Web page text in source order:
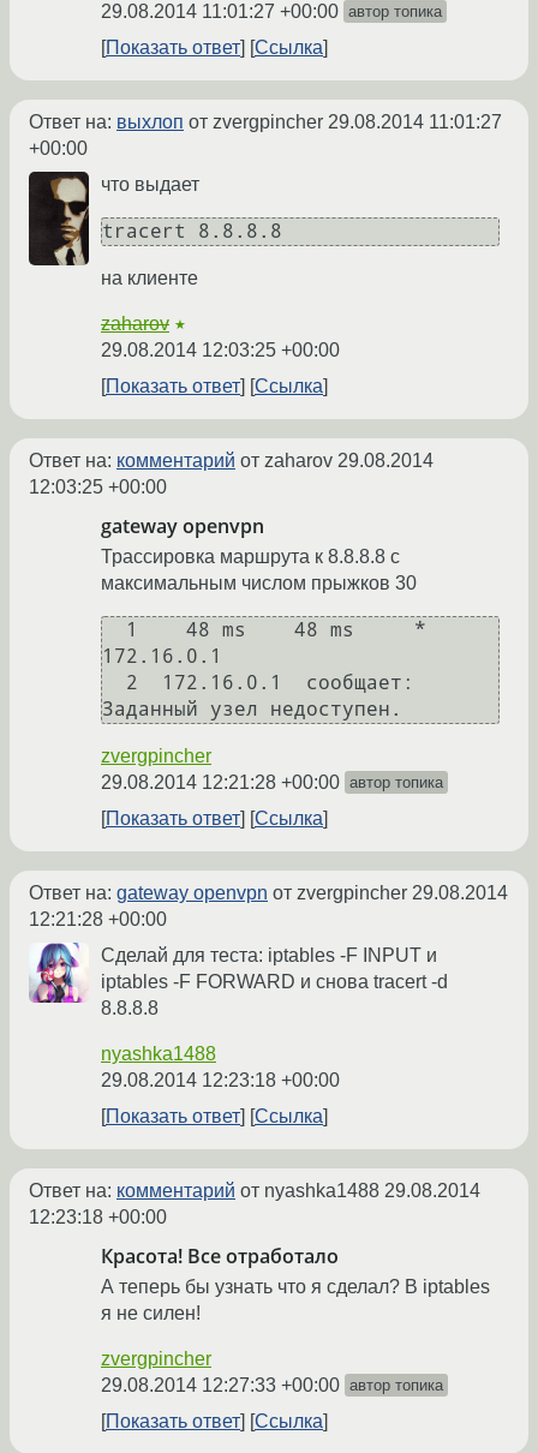
29.08.2014 11:01:27 +00:00 автор топика
Показать ответ Ссылка
Ответ на: выхлоп от zvergpincher 29.08.2014 11:01:27
+00:00
что выдает
на клиенте
zaharov ★
29.08.2014 12:03:25 +00:00
Показать ответ
Ссылка
Ответ на: комментарий от zaharov 29.08.2014
12:03:25 +00:00
gateway openvpn
Трассировка маршрута к 8.8.8.8 с
максимальным числом прыжков 30
172.16.0.1
zvergpincher
29.08.2014 12:21:28 +00:00 автор топика
Показать ответ Ссылка
Ответ на: gateway openvpn от zvergpincher 29.08.2014
12:21:28 +00:00
Сделай для теста: iptables -F INPUT и
iptables -F FORWARD и снова tracert -d
8.8.8.8
nyashka1488
29.08.2014 12:23:18 +00:00
Показать ответ
Ссылка
Ответ на: комментарий от nyashka1488 29.08.2014
12:23:18 +00:00
Красота! Все отработало
А теперь бы узнать что я сделал? В iptables
я не силен!
zvergpincher
29.08.2014 12:27:33 +00:00 автор топика
Показать ответ Ссылка